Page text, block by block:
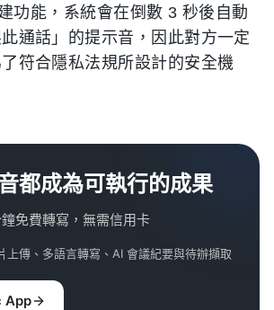
功能，系統會在倒數 3 秒後自動
通話」的提示音，因此對方一定
符合隱私法規所設計的安全機
都成為可執行的成果
免費轉寫，無需信用卡
上傳、多語言轉寫、AI 會議紀要與待辦擷取
App